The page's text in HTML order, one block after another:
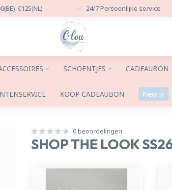
€125(NL) 24/7 Persoonlijke service
SCHOENTJES CADEAUBON
KOOP CADEAUBON New in
0 beoordelingen
SHOP THE LOOK